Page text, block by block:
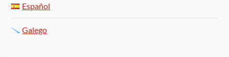
Español
Galego